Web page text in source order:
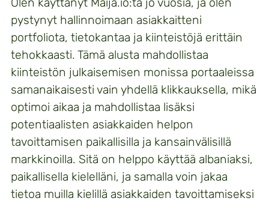
Olen käyttänyt Maija.io:ta jo vuosia, ja olen
pystynyt hallinnoimaan asiakkaitteni
portfoliota, tietokantaa ja kiinteistöjä erittäin
tehokkaasti. Tämä alusta mahdollistaa
kiinteistön julkaisemisen monissa portaaleissa
samanaikaisesti vain yhdellä klikkauksella, mikä
optimoi aikaa ja mahdollistaa lisäksi
potentiaalisten asiakkaiden helpon
tavoittamisen paikallisilla ja kansainvälisillä
markkinoilla. Sitä on helppo käyttää albaniaksi,
paikallisella kielelläni, ja samalla voin jakaa
tietoa muilla kielillä asiakkaiden tavoittamiseksi